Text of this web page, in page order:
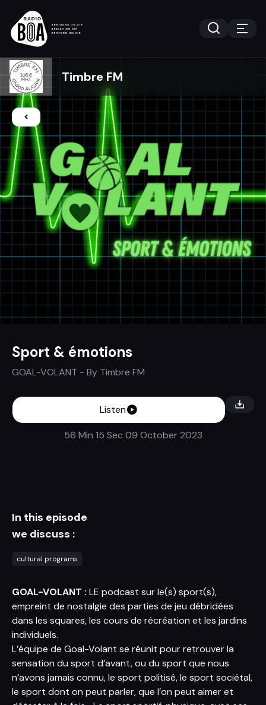
Timbre FM
Sport & émotions
GOAL-VOLANT - By Timbre FM
Listen
56 Min 15 Sec 09 October 2023
In this episode
we discuss :
cultural programs
GOAL-VOLANT : LE podcast sur le(s) sport(s),
empreint de nostalgie des parties de jeu débridées
dans les squares, les cours de récréation et les jardins
individuels.
L’équipe de Goal-Volant se réunit pour retrouver la
sensation du sport d’avant, ou du sport que nous
n’avons jamais connu, le sport politisé, le sport sociétal,
le sport dont on peut parler, que l’on peut aimer et